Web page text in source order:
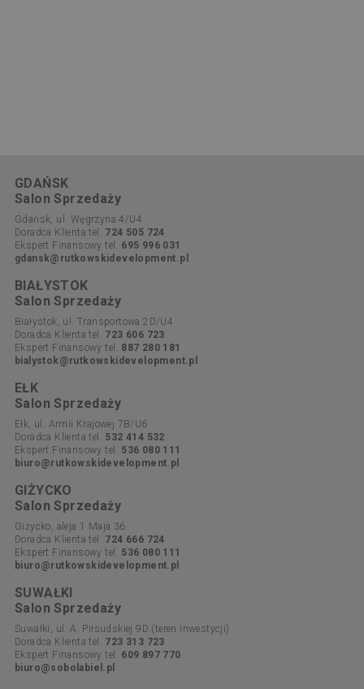
GDAŃSK
Salon Sprzedaży
Gdańsk, ul. Węgrzyna 4/U4
Doradca Klienta tel. 724 505 724
Ekspert Finansowy tel. 695 996 031
gdansk@rutkowskidevelopment.pl
BIAŁYSTOK
Salon Sprzedaży
Białystok, ul. Transportowa 2D/U4
Doradca Klienta tel. 723 606 723
Ekspert Finansowy tel. 887 280 181
bialystok@rutkowskidevelopment.pl
EŁK
Salon Sprzedaży
Ełk, ul. Armii Krajowej 7B/U6
Doradca Klienta tel. 532 414 532
Ekspert Finansowy tel. 536 080 111
biuro@rutkowskidevelopment.pl
GIŻYCKO
Salon Sprzedaży
Giżycko, aleja 1 Maja 36
Doradca Klienta tel. 724 666 724
Ekspert Finansowy tel. 536 080 111
biuro@rutkowskidevelopment.pl
SUWAŁKI
Salon Sprzedaży
Suwałki, ul. A. Piłsudskiej 9D (teren inwestycji)
Doradca Klienta tel. 723 313 723
Ekspert Finansowy tel. 609 897 770
biuro@sobolabiel.pl